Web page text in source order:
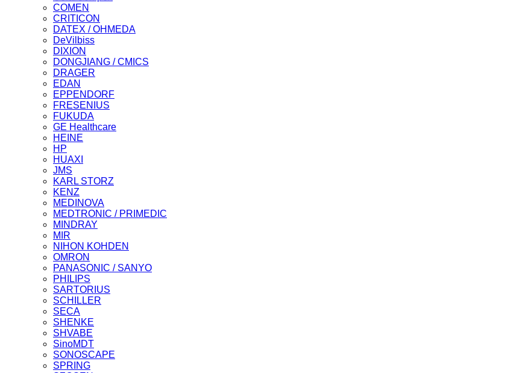
COMEN
CRITICON
DATEX / OHMEDA
DeVilbiss
DIXION
DONGJIANG / CMICS
DRAGER
EDAN
EPPENDORF
FRESENIUS
FUKUDA
GE Healthcare
HEINE
HP
HUAXI
JMS
KARL STORZ
KENZ
MEDINOVA
MEDTRONIC / PRIMEDIC
MINDRAY
MIR
NIHON KOHDEN
OMRON
PANASONIC / SANYO
PHILIPS
SARTORIUS
SCHILLER
SECA
SHENKE
SHVABE
SinoMDT
SONOSCAPE
SPRING